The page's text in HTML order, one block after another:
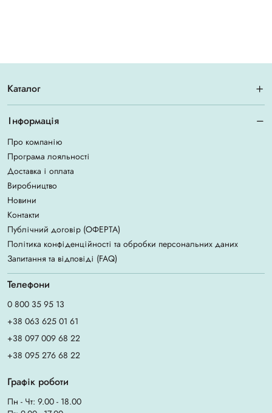
Каталог
Інформація
Про компанію
Програма лояльності
Доставка і оплата
Виробництво
Новини
Контакти
Публічний договір (ОФЕРТА)
Політика конфіденційності та обробки персональних даних
Запитання та відповіді (FAQ)
Телефони
0 800 35 95 13
+38 063 625 01 61
+38 097 009 68 22
+38 095 276 68 22
Графік роботи
Пн - Чт: 9.00 - 18.00